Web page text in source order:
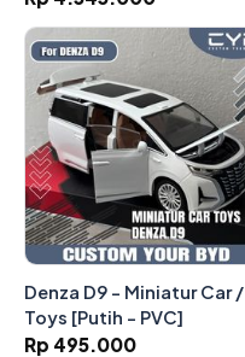
Denza D9 - Miniatur Car /
Toys [Putih - PVC]
Rp 495.000